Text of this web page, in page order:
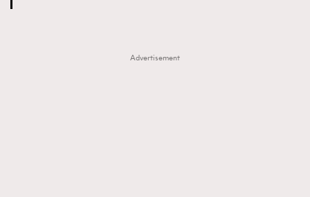
Advertisement